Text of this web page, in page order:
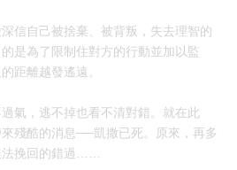
信自己被捨棄、被背叛，失去理智的
是為了限制住對方的行動並加以監
距離越發遙遠。
氣，逃不掉也看不清對錯。就在此
殘酷的消息──凱撒已死。原來，再多
法挽回的錯過……